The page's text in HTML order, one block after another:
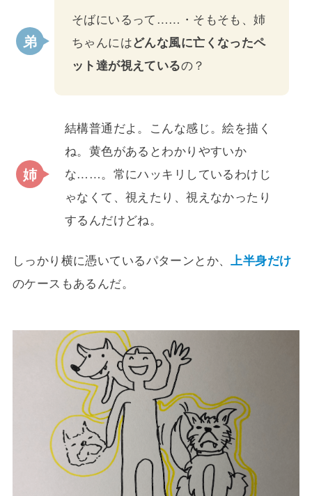
そばにいるって……・そもそも、姉
ちゃんにはどんな風に亡くなったペ
ット達が視えているの？
結構普通だよ。こんな感じ。絵を描く
ね。黄色があるとわかりやすいか
な……。常にハッキリしているわけじ
ゃなくて、視えたり、視えなかったり
するんだけどね。
しっかり横に憑いているパターンとか、上半身だけ
のケースもあるんだ。